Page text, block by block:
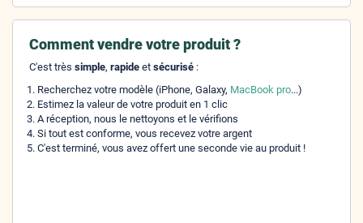
Comment vendre votre produit ?
C'est très simple, rapide et sécurisé :
Recherchez votre modèle (iPhone, Galaxy, MacBook pro...)
Estimez la valeur de votre produit en 1 clic
A réception, nous le nettoyons et le vérifions
Si tout est conforme, vous recevez votre argent
C'est terminé, vous avez offert une seconde vie au produit !